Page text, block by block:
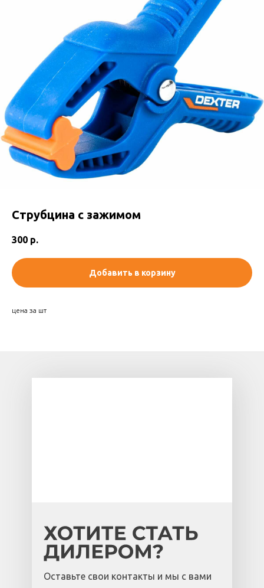
Струбцина с зажимом
300 р.
Добавить в корзину
цена за шт
Оставьте свои контакты и мы с вами